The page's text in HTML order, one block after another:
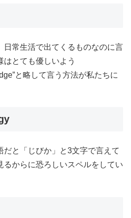
日常生活で出てくるものなのに言
はとても優しいよう
と略して言う方法が私たちに
だと「じびか」と3文字で言えて
るからに恐ろしいスペルをしてい